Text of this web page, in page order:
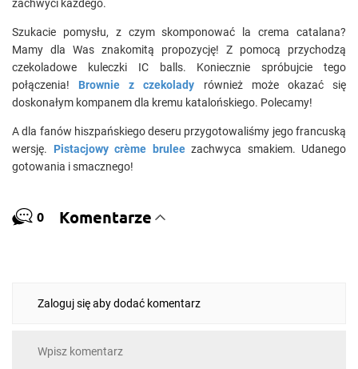
zachwyci każdego.
Szukacie pomysłu, z czym skomponować la crema catalana?
Mamy dla Was znakomitą propozycję! Z pomocą przychodzą
czekoladowe kuleczki IC balls. Koniecznie spróbujcie tego
połączenia! Brownie z czekolady również może okazać się
doskonałym kompanem dla kremu katalońskiego. Polecamy!
A dla fanów hiszpańskiego deseru przygotowaliśmy jego francuską
wersję. Pistacjowy crème bruleezachwyca smakiem. Udanego
gotowania i smacznego!
0 Komentarze
Zaloguj się aby dodać komentarz